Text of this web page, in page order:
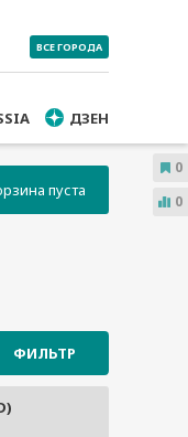
ВСЕ ГОРОДА
ДЗЕН
пуста
ФИЛЬТР
0
0